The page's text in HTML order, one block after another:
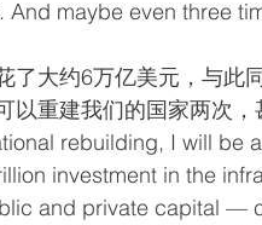
maybe even three
了大约6万亿美元，与此
以重建我们的国家两次
rebuilding, I will be
investment in the
and private capital —